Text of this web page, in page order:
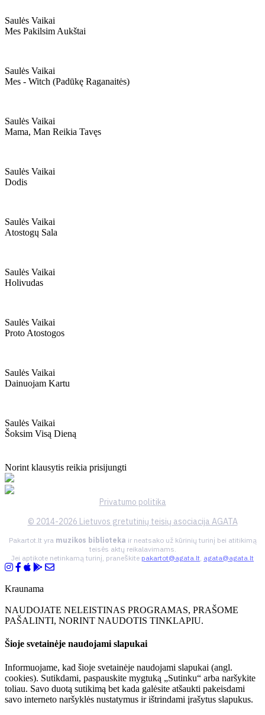
Saulės Vaikai
Mes Pakilsim Aukštai
Saulės Vaikai
Mes - Witch (padūkę Raganaitės)
Saulės Vaikai
Mama, Man Reikia Tavęs
Saulės Vaikai
Dodis
Saulės Vaikai
Atostogų Sala
Saulės Vaikai
Holivudas
Saulės Vaikai
Proto Atostogos
Saulės Vaikai
Dainuojam Kartu
Saulės Vaikai
Šoksim Visą Dieną
Norint klausytis reikia prisijungti
Privatumo politika
© 2014-2026 Lietuvos gretutinių teisių asociacija AGATA
Pakartot.lt yra muzikos biblioteka ir neatsako už kūrinių turinį bei atitikimą
teisės aktų reikalavimams.
Jei aptikote netinkamą turinį, praneškite pakartot@agata.lt, agata@agata.lt
Kraunama
NAUDOJATE NELEISTINAS PROGRAMAS, PRAŠOME
PAŠALINTI, NORINT NAUDOTIS TINKLAPIU.
Šioje svetainėje naudojami slapukai
Informuojame, kad šioje svetainėje naudojami slapukai (angl.
cookies). Sutikdami, paspauskite mygtuką „Sutinku“ arba naršykite
toliau. Savo duotą sutikimą bet kada galėsite atšaukti pakeisdami
savo interneto naršyklės nustatymus ir ištrindami įrašytus slapukus.